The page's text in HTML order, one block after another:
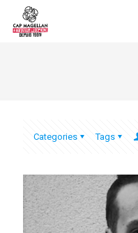
Categories Tags